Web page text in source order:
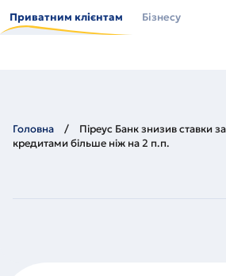
до
основного
Приватним клієнтам Бізнесу
Головна
Піреус Банк знизив ставки
кредитами більше ніж на 2 п.п.